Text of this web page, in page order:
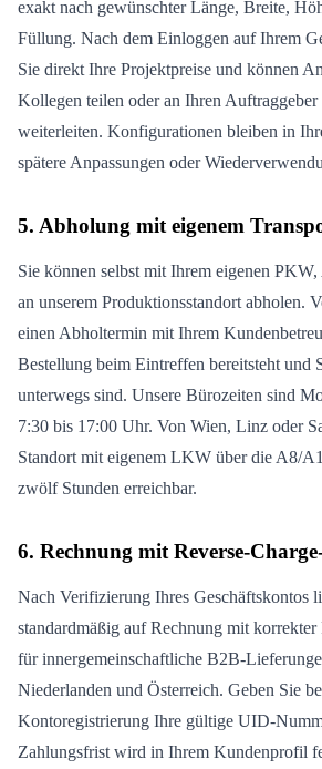
exakt nach gewünschter Länge, Breite,
Füllung. Nach dem Einloggen auf Ihrem
Sie direkt Ihre Projektpreise und können
Kollegen teilen oder an Ihren Auftraggeber
weiterleiten. Konfigurationen bleiben in
spätere Anpassungen oder
5. Abholung mit eigenem
Sie können selbst mit Ihrem eigenen
an unserem Produktionsstandort abholen.
einen Abholtermin mit Ihrem
Bestellung beim Eintreffen bereitsteht und
unterwegs sind. Unsere Bürozeiten sind
7:30 bis 17:00 Uhr. Von Wien, Linz oder
Standort mit eigenem LKW über die A8/
zwölf Stunden erreichbar.
6. Rechnung mit Reverse-
Nach Verifizierung Ihres Geschäftskontos
standardmäßig auf Rechnung mit korrekter
für innergemeinschaftliche B2B-
Niederlanden und Österreich. Geben Sie
Kontoregistrierung Ihre gültige UID-
Zahlungsfrist wird in Ihrem Kundenprofil